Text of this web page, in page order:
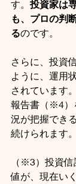
す。投資家は
も、プロの判
るのです。
さらに、投資
ように、運用
されています
報告書（※4）
況が把握でき
続けられます。
（※3）投資
値が、現在い